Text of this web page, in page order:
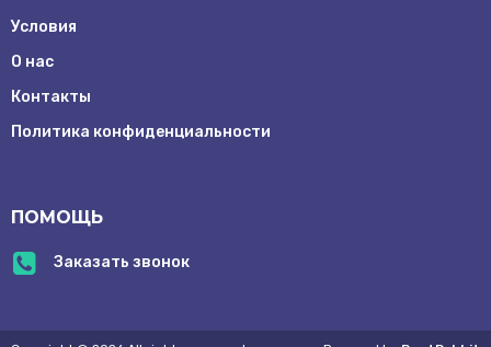
Заказать
info@mrentcam.ru
Г. Москва
Рочдельская
этаж 2
Условия
О нас
Контакты
Политика конфиденциальности
ПОМОЩЬ
Заказать звонок